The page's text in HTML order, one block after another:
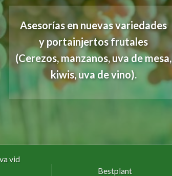
Asesorías en nuevas variedades
y portainjertos frutales
(Cerezos, manzanos, uva de mesa,
kiwis, uva de vino).
vid
Bestplant